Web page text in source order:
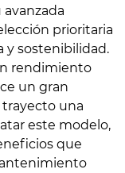
prioritaria
y sostenibilidad.
rendimiento
un gran
una
este modelo,
que